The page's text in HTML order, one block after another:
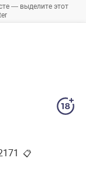
— выделите этот
📋